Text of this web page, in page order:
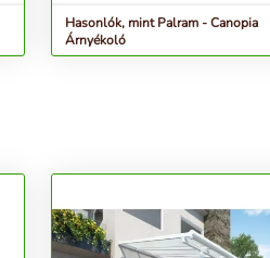
Hasonlók, mint Palram - Canopia
Árnyékoló